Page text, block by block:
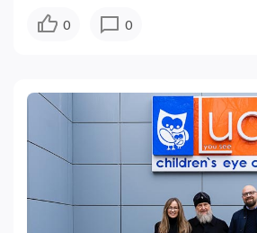
0 0